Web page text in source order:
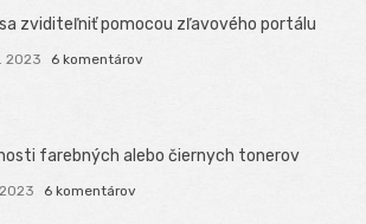
zviditeľniť pomocou zľavového portálu
2023 6 komentárov
farebných alebo čiernych tonerov
6 komentárov